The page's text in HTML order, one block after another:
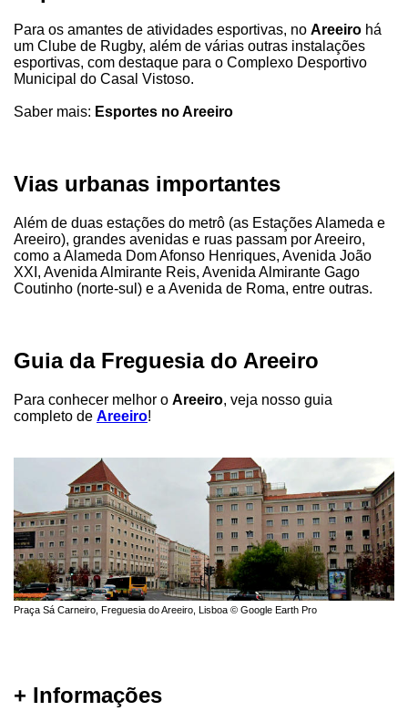
Para os amantes de atividades esportivas, no Areeiro há
um Clube de Rugby, além de várias outras instalações
esportivas, com destaque para o Complexo Desportivo
Municipal do Casal Vistoso.
Saber mais: Esportes no Areeiro
Vias urbanas importantes
Além de duas estações do metrô (as Estações Alameda e
Areeiro), grandes avenidas e ruas passam por Areeiro,
como a Alameda Dom Afonso Henriques, Avenida João
XXI, Avenida Almirante Reis, Avenida Almirante Gago
Coutinho (norte-sul) e a Avenida de Roma, entre outras.
Guia da Freguesia do Areeiro
Para conhecer melhor o Areeiro, veja nosso guia
completo de Areeiro!
Praça Sá Carneiro, Freguesia do Areeiro, Lisboa © Google Earth Pro
+ Informações